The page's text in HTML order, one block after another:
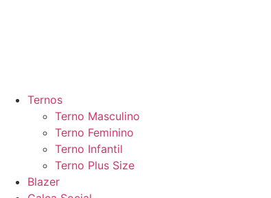
Ternos
Terno Masculino
Terno Feminino
Terno Infantil
Terno Plus Size
Blazer